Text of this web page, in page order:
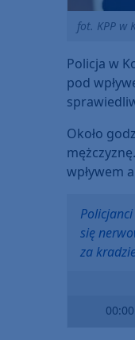
fot. KPP w
Policja w
pod
Około
wpływem
się
za
00:00